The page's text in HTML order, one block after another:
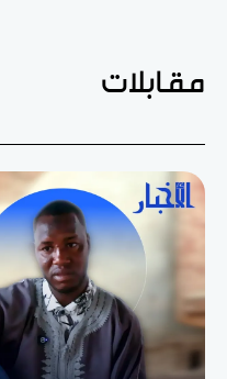
مقابلات